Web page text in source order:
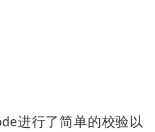
进行了简单的校验以